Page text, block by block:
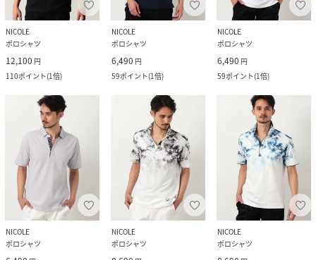
NICOLE
ポロシャツ
12,100 円
110ポイント(1倍)
NICOLE
ポロシャツ
6,490 円
59ポイント(1倍)
NICOLE
ポロシャツ
6,490 円
59ポイント(1倍)
NICOLE
ポロシャツ
NICOLE
ポロシャツ
NICOLE
ポロシャツ